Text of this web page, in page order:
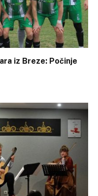
iz Breze: Počinje